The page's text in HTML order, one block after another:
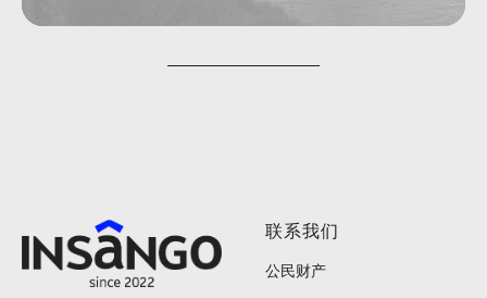
联系我们
公民财产